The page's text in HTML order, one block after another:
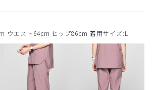
ウエスト64cm ヒップ86cm 着用サイズ:L